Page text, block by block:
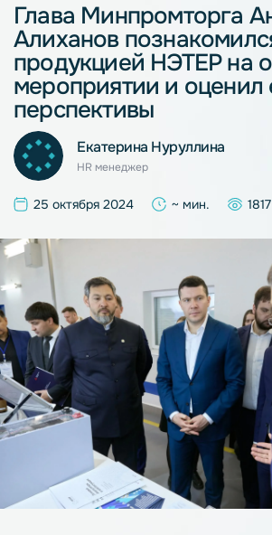
Глава Минпромторга
Алиханов
продукцией НЭТЕР на
мероприятии и оценил
перспективы
Екатерина Нуруллина
HR менеджер
25 октября 2024 ~ мин. 1817